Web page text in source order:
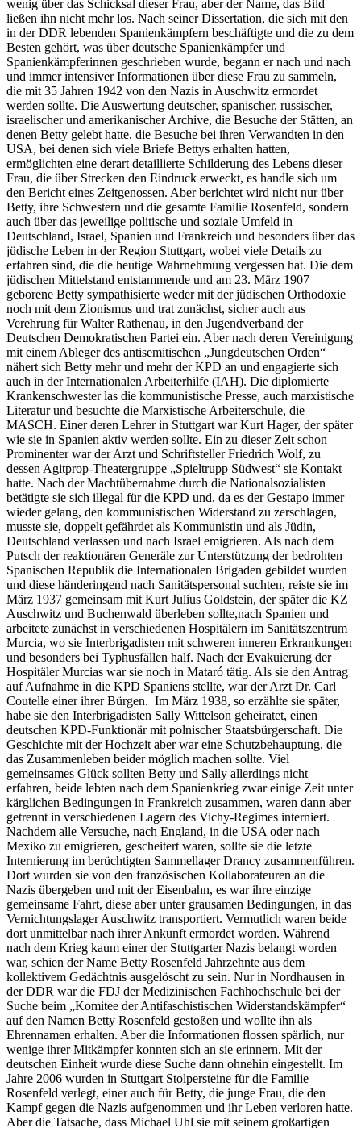
wenig über das Schicksal dieser Frau, aber der Name, das Bild
ließen ihn nicht mehr los. Nach seiner Dissertation, die sich mit den
in der DDR lebenden Spanienkämpfern beschäftigte und die zu dem
Besten gehört, was über deutsche Spanienkämpfer und
Spanienkämpferinnen geschrieben wurde, begann er nach und nach
und immer intensiver Informationen über diese Frau zu sammeln,
die mit 35 Jahren 1942 von den Nazis in Auschwitz ermordet
werden sollte. Die Auswertung deutscher, spanischer, russischer,
israelischer und amerikanischer Archive, die Besuche der Stätten, an
denen Betty gelebt hatte, die Besuche bei ihren Verwandten in den
USA, bei denen sich viele Briefe Bettys erhalten hatten,
ermöglichten eine derart detaillierte Schilderung des Lebens dieser
Frau, die über Strecken den Eindruck erweckt, es handle sich um
den Bericht eines Zeitgenossen. Aber berichtet wird nicht nur über
Betty, ihre Schwestern und die gesamte Familie Rosenfeld, sondern
auch über das jeweilige politische und soziale Umfeld in
Deutschland, Israel, Spanien und Frankreich und besonders über das
jüdische Leben in der Region Stuttgart, wobei viele Details zu
erfahren sind, die die heutige Wahrnehmung vergessen hat. Die dem
jüdischen Mittelstand entstammende und am 23. März 1907
geborene Betty sympathisierte weder mit der jüdischen Orthodoxie
noch mit dem Zionismus und trat zunächst, sicher auch aus
Verehrung für Walter Rathenau, in den Jugendverband der
Deutschen Demokratischen Partei ein. Aber nach deren Vereinigung
mit einem Ableger des antisemitischen „Jungdeutschen Orden“
nähert sich Betty mehr und mehr der KPD an und engagierte sich
auch in der Internationalen Arbeiterhilfe (IAH). Die diplomierte
Krankenschwester las die kommunistische Presse, auch marxistische
Literatur und besuchte die Marxistische Arbeiterschule, die
MASCH. Einer deren Lehrer in Stuttgart war Kurt Hager, der später
wie sie in Spanien aktiv werden sollte. Ein zu dieser Zeit schon
Prominenter war der Arzt und Schriftsteller Friedrich Wolf, zu
dessen Agitprop-Theatergruppe „Spieltrupp Südwest“ sie Kontakt
hatte. Nach der Machtübernahme durch die Nationalsozialisten
betätigte sie sich illegal für die KPD und, da es der Gestapo immer
wieder gelang, den kommunistischen Widerstand zu zerschlagen,
musste sie, doppelt gefährdet als Kommunistin und als Jüdin,
Deutschland verlassen und nach Israel emigrieren. Als nach dem
Putsch der reaktionären Generäle zur Unterstützung der bedrohten
Spanischen Republik die Internationalen Brigaden gebildet wurden
und diese händeringend nach Sanitätspersonal suchten, reiste sie im
März 1937 gemeinsam mit Kurt Julius Goldstein, der später die KZ
Auschwitz und Buchenwald überleben sollte,nach Spanien und
arbeitete zunächst in verschiedenen Hospitälern im Sanitätszentrum
Murcia, wo sie Interbrigadisten mit schweren inneren Erkrankungen
und besonders bei Typhusfällen half. Nach der Evakuierung der
Hospitäler Murcias war sie noch in Mataró tätig. Als sie den Antrag
auf Aufnahme in die KPD Spaniens stellte, war der Arzt Dr. Carl
Coutelle einer ihrer Bürgen. Im März 1938, so erzählte sie später,
habe sie den Interbrigadisten Sally Wittelson geheiratet, einen
deutschen KPD-Funktionär mit polnischer Staatsbürgerschaft. Die
Geschichte mit der Hochzeit aber war eine Schutzbehauptung, die
das Zusammenleben beider möglich machen sollte. Viel
gemeinsames Glück sollten Betty und Sally allerdings nicht
erfahren, beide lebten nach dem Spanienkrieg zwar einige Zeit unter
kärglichen Bedingungen in Frankreich zusammen, waren dann aber
getrennt in verschiedenen Lagern des Vichy-Regimes interniert.
Nachdem alle Versuche, nach England, in die USA oder nach
Mexiko zu emigrieren, gescheitert waren, sollte sie die letzte
Internierung im berüchtigten Sammellager Drancy zusammenführen.
Dort wurden sie von den französischen Kollaborateuren an die
Nazis übergeben und mit der Eisenbahn, es war ihre einzige
gemeinsame Fahrt, diese aber unter grausamen Bedingungen, in das
Vernichtungslager Auschwitz transportiert. Vermutlich waren beide
dort unmittelbar nach ihrer Ankunft ermordet worden. Während
nach dem Krieg kaum einer der Stuttgarter Nazis belangt worden
war, schien der Name Betty Rosenfeld Jahrzehnte aus dem
kollektivem Gedächtnis ausgelöscht zu sein. Nur in Nordhausen in
der DDR war die FDJ der Medizinischen Fachhochschule bei der
Suche beim „Komitee der Antifaschistischen Widerstandskämpfer“
auf den Namen Betty Rosenfeld gestoßen und wollte ihn als
Ehrennamen erhalten. Aber die Informationen flossen spärlich, nur
wenige ihrer Mitkämpfer konnten sich an sie erinnern. Mit der
deutschen Einheit wurde diese Suche dann ohnehin eingestellt. Im
Jahre 2006 wurden in Stuttgart Stolpersteine für die Familie
Rosenfeld verlegt, einer auch für Betty, die junge Frau, die den
Kampf gegen die Nazis aufgenommen und ihr Leben verloren hatte.
Aber die Tatsache, dass Michael Uhl sie mit seinem großartigen